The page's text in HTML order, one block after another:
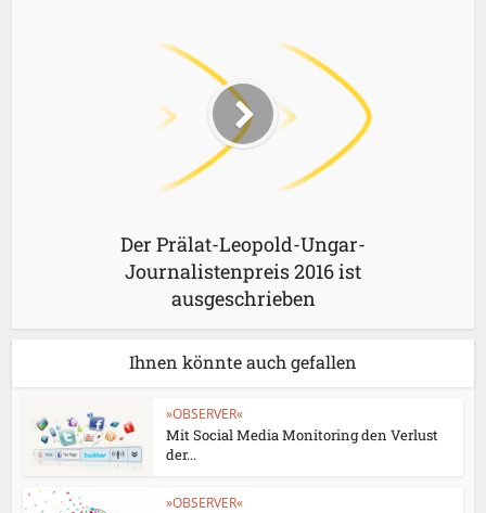
Der Prälat-Leopold-Ungar-
Journalistenpreis 2016 ist
ausgeschrieben
Ihnen könnte auch gefallen
»OBSERVER«
Mit Social Media Monitoring den Verlust
der...
»OBSERVER«